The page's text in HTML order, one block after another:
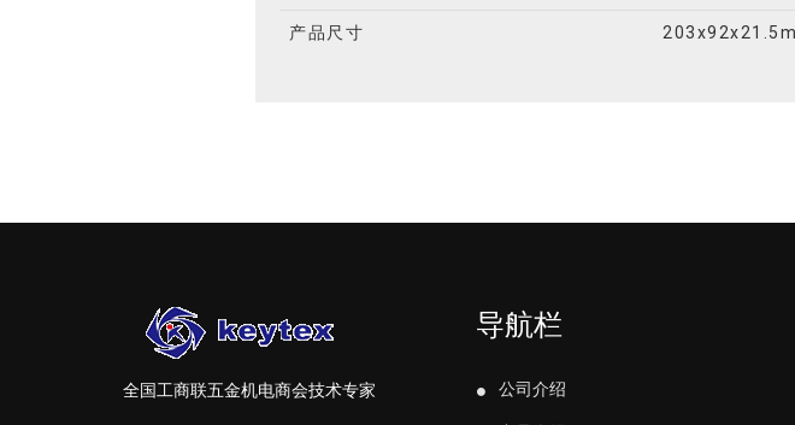
产品尺寸
全国工商联五金机电商会技术专家
导航栏
公司介绍